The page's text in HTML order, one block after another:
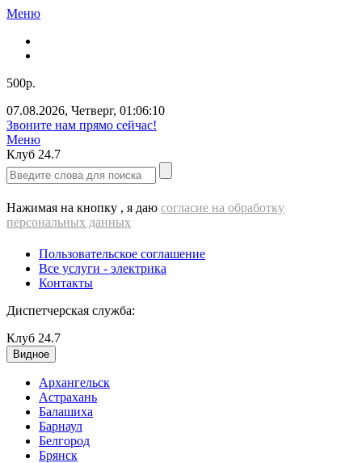
Меню
500р.
07.08.2026, Четверг, 01:06:10
Звоните нам прямо сейчас!
Меню
Клуб 24.7
Нажимая на кнопку , я даю согласие на обработку
персональных данных
Пользовательское соглашение
Все услуги - электрика
Контакты
Диспетчерская служба:
Клуб 24.7
Видное
Архангельск
Астрахань
Балашиха
Барнаул
Белгород
Брянск